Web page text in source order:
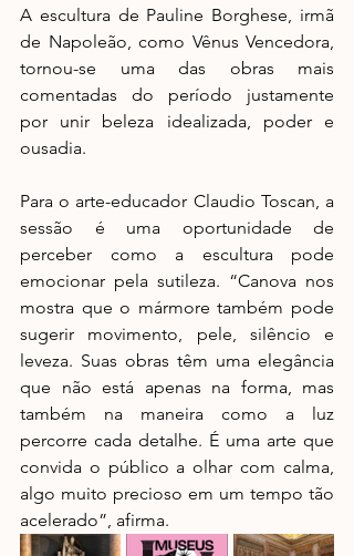
A escultura de Pauline Borghese, irmã
de Napoleão, como Vênus Vencedora,
tornou-se uma das obras mais
comentadas do período justamente
por unir beleza idealizada, poder e
ousadia.
Para o arte-educador Claudio Toscan, a
sessão é uma oportunidade de
perceber como a escultura pode
emocionar pela sutileza. “Canova nos
mostra que o mármore também pode
sugerir movimento, pele, silêncio e
leveza. Suas obras têm uma elegância
que não está apenas na forma, mas
também na maneira como a luz
percorre cada detalhe. É uma arte que
convida o público a olhar com calma,
algo muito precioso em um tempo tão
acelerado”, afirma.